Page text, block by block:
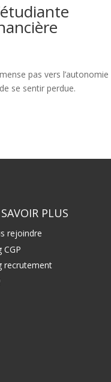
pas vers l’autonomie
se sentir perdue.
PLUS
rejoindre
CGP
recrutement